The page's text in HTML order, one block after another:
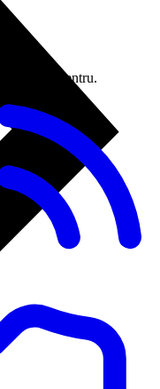
klientu centru.